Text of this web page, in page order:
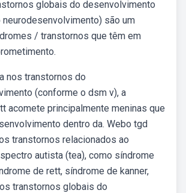
globais do desenvolvimento
são um
/ transtornos que têm em
nos transtornos do
(conforme o dsm v), a
acomete principalmente meninas que
dentro da. Webo tgd
transtornos relacionados ao
autista (tea), como síndrome
de rett, síndrome de kanner,
transtornos globais do